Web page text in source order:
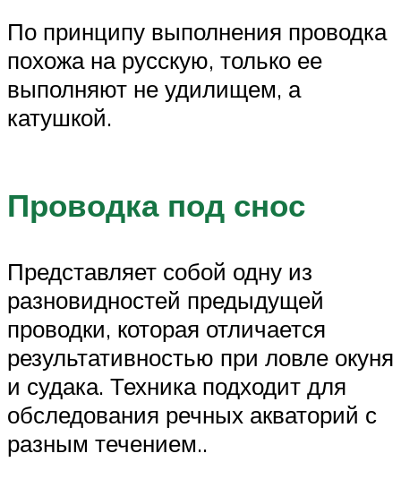
По принципу выполнения проводка
похожа на русскую, только ее
выполняют не удилищем, а
катушкой.
Проводка под снос
Представляет собой одну из
разновидностей предыдущей
проводки, которая отличается
результативностью при ловле окуня
и судака. Техника подходит для
обследования речных акваторий с
разным течением..